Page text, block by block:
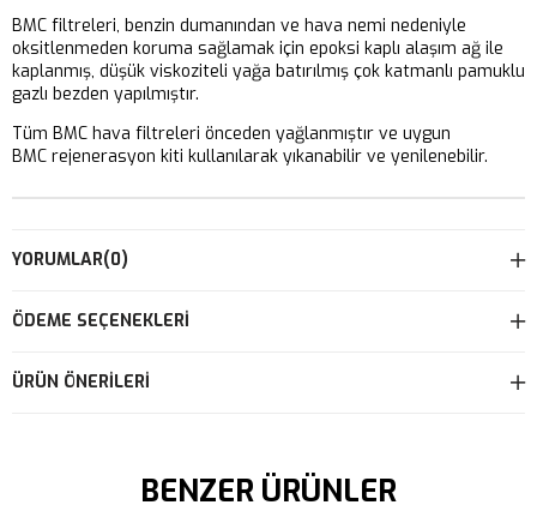
BMC filtreleri, benzin dumanından ve hava nemi nedeniyle
oksitlenmeden koruma sağlamak için epoksi kaplı alaşım ağ ile
kaplanmış, düşük viskoziteli yağa batırılmış çok katmanlı pamuklu
gazlı bezden yapılmıştır.
Tüm BMC hava filtreleri önceden yağlanmıştır ve uygun
BMC rejenerasyon kiti kullanılarak yıkanabilir ve yenilenebilir.
YORUMLAR(0)
ÖDEME SEÇENEKLERI
ÜRÜN ÖNERILERI
BENZER ÜRÜNLER